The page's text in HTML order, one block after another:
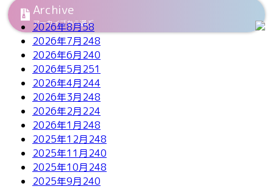
Archive
アーカイブから選ぶ
2026年8月58
2026年7月248
2026年6月240
2026年5月251
2026年4月244
2026年3月248
2026年2月224
2026年1月248
2025年12月248
2025年11月240
2025年10月248
2025年9月240